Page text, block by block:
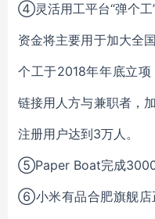
④灵活用工平台“弹个工
资金将主要用于加大全
个工于2018年年底立项
链接用人方与兼职者，
注册用户达到3万人。
⑤Paper Boat完成3000
⑥小米有品合肥旗舰店